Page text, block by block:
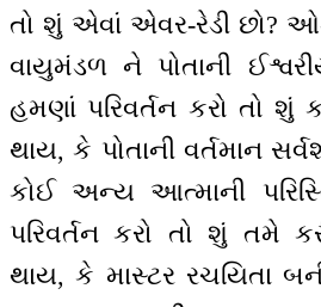
તો શું એવાં એવર-રેડી છો?
વાયુમંડળ ને પોતાની
હમણાં પરિવર્તન કરો તો શું
થાય, કે પોતાની વર્તમાન
કોઈ અન્ય આત્માની
પરિવર્તન કરો તો શું તમે
થાય, કે માસ્ટર રચયિતા